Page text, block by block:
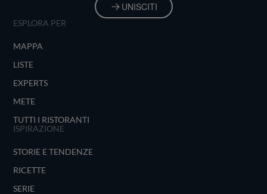
UNISCITI
ESPLORA PER
MAPPA
LISTE
EXPERTS
METE
TUTTI I RISTORANTI
ISPIRAZIONE
STORIE E TENDENZE
RICETTE
SERIE